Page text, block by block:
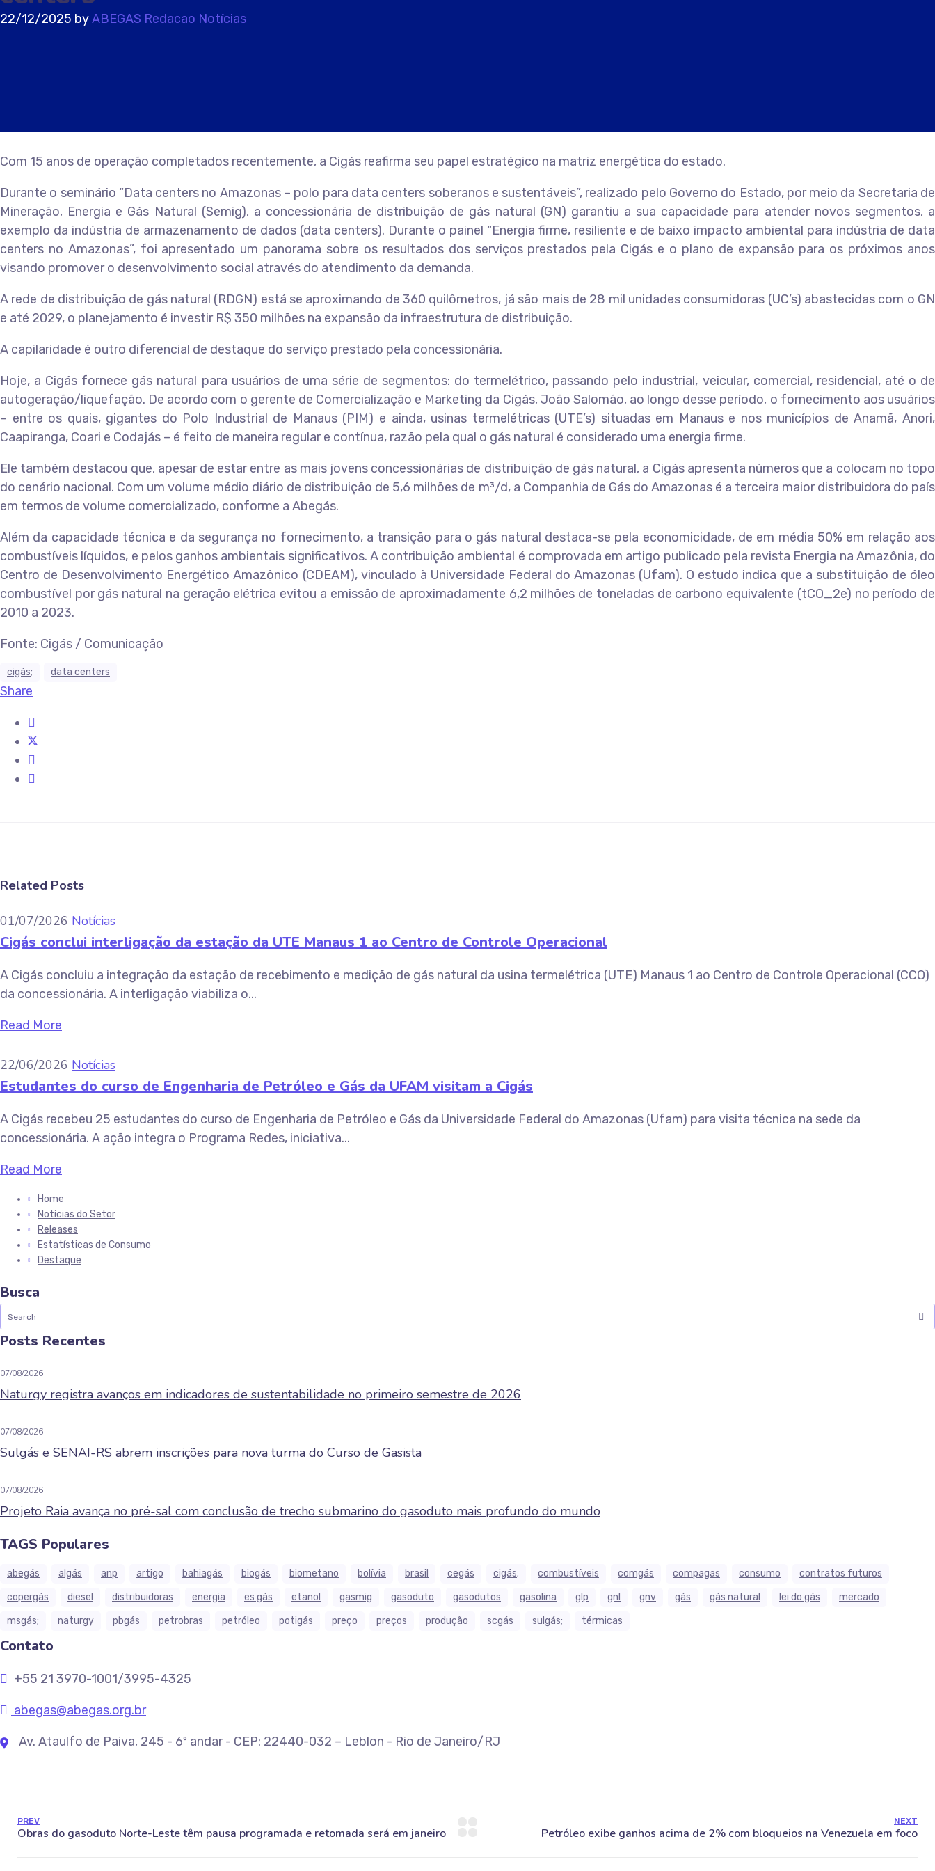
22/12/2025 byABEGAS Redacao Notícias
Com 15 anos de operação completados recentemente, a Cigás reafirma seu papel estratégico na matriz energética do estado.
Durante o seminário “Data centers no Amazonas – polo para data centers soberanos e sustentáveis”, realizado pelo Governo do Estado, por meio da Secretaria de
Mineração, Energia e Gás Natural (Semig), a concessionária de distribuição de gás natural (GN) garantiu a sua capacidade para atender novos segmentos, a
exemplo da indústria de armazenamento de dados (data centers). Durante o painel “Energia firme, resiliente e de baixo impacto ambiental para indústria de data
centers no Amazonas”, foi apresentado um panorama sobre os resultados dos serviços prestados pela Cigás e o plano de expansão para os próximos anos
visando promover o desenvolvimento social através do atendimento da demanda.
A rede de distribuição de gás natural (RDGN) está se aproximando de 360 quilômetros, já são mais de 28 mil unidades consumidoras (UC’s) abastecidas com o GN
e até 2029, o planejamento é investir R$ 350 milhões na expansão da infraestrutura de distribuição.
A capilaridade é outro diferencial de destaque do serviço prestado pela concessionária.
Hoje, a Cigás fornece gás natural para usuários de uma série de segmentos: do termelétrico, passando pelo industrial, veicular, comercial, residencial, até o de
autogeração/liquefação. De acordo com o gerente de Comercialização e Marketing da Cigás, João Salomão, ao longo desse período, o fornecimento aos usuários
– entre os quais, gigantes do Polo Industrial de Manaus (PIM) e ainda, usinas termelétricas (UTE’s) situadas em Manaus e nos municípios de Anamã, Anori,
Caapiranga, Coari e Codajás – é feito de maneira regular e contínua, razão pela qual o gás natural é considerado uma energia firme.
Ele também destacou que, apesar de estar entre as mais jovens concessionárias de distribuição de gás natural, a Cigás apresenta números que a colocam no topo
do cenário nacional. Com um volume médio diário de distribuição de 5,6 milhões de m³/d, a Companhia de Gás do Amazonas é a terceira maior distribuidora do país
em termos de volume comercializado, conforme a Abegás.
Além da capacidade técnica e da segurança no fornecimento, a transição para o gás natural destaca-se pela economicidade, de em média 50% em relação aos
combustíveis líquidos, e pelos ganhos ambientais significativos. A contribuição ambiental é comprovada em artigo publicado pela revista Energia na Amazônia, do
Centro de Desenvolvimento Energético Amazônico (CDEAM), vinculado à Universidade Federal do Amazonas (Ufam). O estudo indica que a substituição de óleo
combustível por gás natural na geração elétrica evitou a emissão de aproximadamente 6,2 milhões de toneladas de carbono equivalente (tCO_2e) no período de
2010 a 2023.
Fonte: Cigás / Comunicação
cigás; data centers
Share
Related Posts
01/07/2026 Notícias
Cigás conclui interligação da estação da UTE Manaus 1 ao Centro de Controle Operacional
A Cigás concluiu a integração da estação de recebimento e medição de gás natural da usina termelétrica (UTE) Manaus 1 ao Centro de Controle Operacional (CCO)
da concessionária. A interligação viabiliza o...
Read More
22/06/2026 Notícias
Estudantes do curso de Engenharia de Petróleo e Gás da UFAM visitam a Cigás
A Cigás recebeu 25 estudantes do curso de Engenharia de Petróleo e Gás da Universidade Federal do Amazonas (Ufam) para visita técnica na sede da
concessionária. A ação integra o Programa Redes, iniciativa...
Read More
Home
Notícias do Setor
Releases
Estatísticas de Consumo
Destaque
Busca
Posts Recentes
07/08/2026
Naturgy registra avanços em indicadores de sustentabilidade no primeiro semestre de 2026
07/08/2026
Sulgás e SENAI-RS abrem inscrições para nova turma do Curso de Gasista
07/08/2026
Projeto Raia avança no pré-sal com conclusão de trecho submarino do gasoduto mais profundo do mundo
TAGS Populares
abegás algás anp artigo bahiagás biogás biometano bolívia brasil cegás cigás; combustíveis comgás compagas consumo
contratos futuros
copergás
diesel distribuidoras energia es gás etanol gasmig gasoduto gasodutos gasolina glp gnl gnv gás gás natural lei do gás
mercado
msgás;
naturgy pbgás petrobras petróleo potigás preço preços produção scgás sulgás; térmicas
Contato
+55 21 3970-1001/3995-4325
abegas@abegas.org.br
Av. Ataulfo de Paiva, 245 - 6º andar - CEP: 22440-032 – Leblon - Rio de Janeiro/RJ
PREV NEXT